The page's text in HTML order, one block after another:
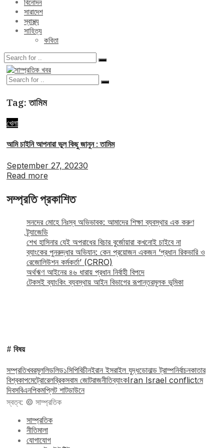
বিনোদন
সারাদেশ
স্বাস্থ্য
সাহিত্য
কবিতা
Tag:তামিম
খেলা
আমি চাইনি আপনারা ভুল কিছু জানুন : তামিম
September 27, 20230
Read more
সম্প্রতি প্রকাশিত
সনদের মোহে নিঃস্ব অভিভাবক: আমাদের শিক্ষা ব্যবস্থার এক করুণ
ট্র্যাজেডি
শেখ হাসিনার যেই অপরাধের বিচার বুর্জোয়ারা কখনোই চাইবে না
ব্যাংকের পুনরুদ্ধার অভিযান: কেন প্রয়োজন একজন ‘প্রধান রিকভারি ও
রেজোলিউশন কর্মকর্তা’ (CRRO)
অর্থঋণ আইনের ৪৬ ধারায় প্রধান নির্বাহী বিপদে
টেকসই ব্যাংকিং ব্যবস্থায় আইন বিভাগের রূপান্তরমূলক ভূমিকা
# বিষয়
সম্প্রতিখবরমূললিডলিড১সিপিবিচীনইরান ইসরাইল যুদ্ধডোনাল্ড ট্রাম্পনির্বাচনকাতার
বিশ্বকাপমেট্রোরেলব্রিকসবাম জোটরাজনীতিব্যাংকIran Israel conflictমে
দিবসবিএনপিকমপ্লিট শাটডাউনে
স্বত্ব: © সাম্প্রতিক
সাম্প্রতিক
নীতিমালা
যোগাযোগ